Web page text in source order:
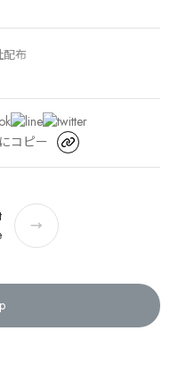
配布
コピー
→